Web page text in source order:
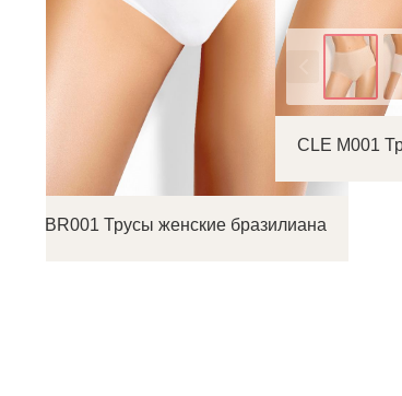
CLE BR001 Трусы женские бразилиана
CLE M001